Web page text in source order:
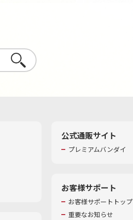
さがす
公式通販サイト
プレミアムバンダイ
お客様サポート
お客様サポートトップ
重要なお知らせ